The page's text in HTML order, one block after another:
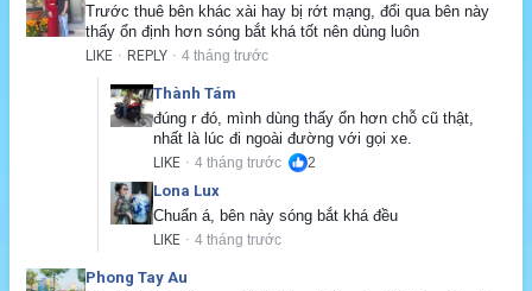
Trước thuê bên khác xài hay bị rớt mạng, đổi qua bên này
thấy ổn định hơn sóng bắt khá tốt nên dùng luôn
LIKE · REPLY · 4 tháng trước
Thành Tám
đúng r đó, mình dùng thấy ổn hơn chỗ cũ thật,
nhất là lúc đi ngoài đường với gọi xe.
LIKE · 4 tháng trước 2
Lona Lux
Chuẩn á, bên này sóng bắt khá đều
LIKE · 4 tháng trước
Phong Tay Au